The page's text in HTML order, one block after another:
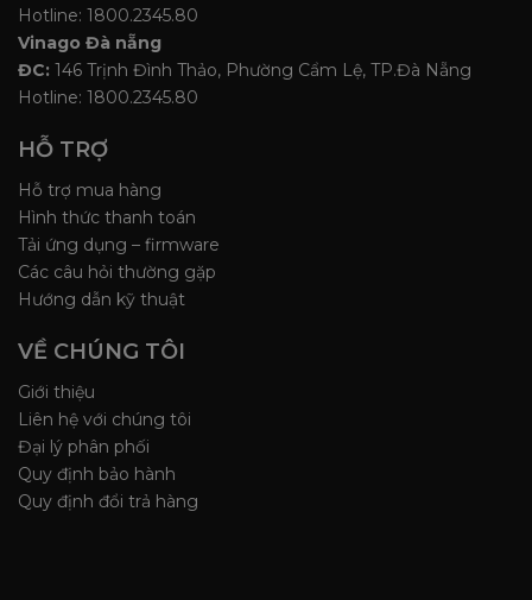
Hotline: 1800.2345.80
Vinago Đà nẵng
ĐC: 146 Trịnh Đình Thảo, Phường Cẩm Lệ, TP.Đà Nẵng
Hotline: 1800.2345.80
HỖ TRỢ
Hỗ trợ mua hàng
Hình thức thanh toán
Tải ứng dụng – firmware
Các câu hỏi thường gặp
Hướng dẫn kỹ thuật
VỀ CHÚNG TÔI
Giới thiệu
Liên hệ với chúng tôi
Đại lý phân phối
Quy định bảo hành
Quy định đổi trả hàng